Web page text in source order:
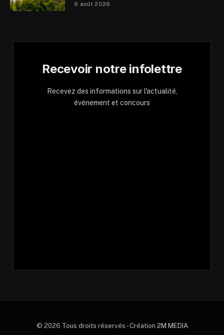
6 août 2026
Recevoir notre infolettre
Recevez des informations sur l'actualité,
événement et concours
© 2026 Tous droits réservés - Création 2M MEDIA